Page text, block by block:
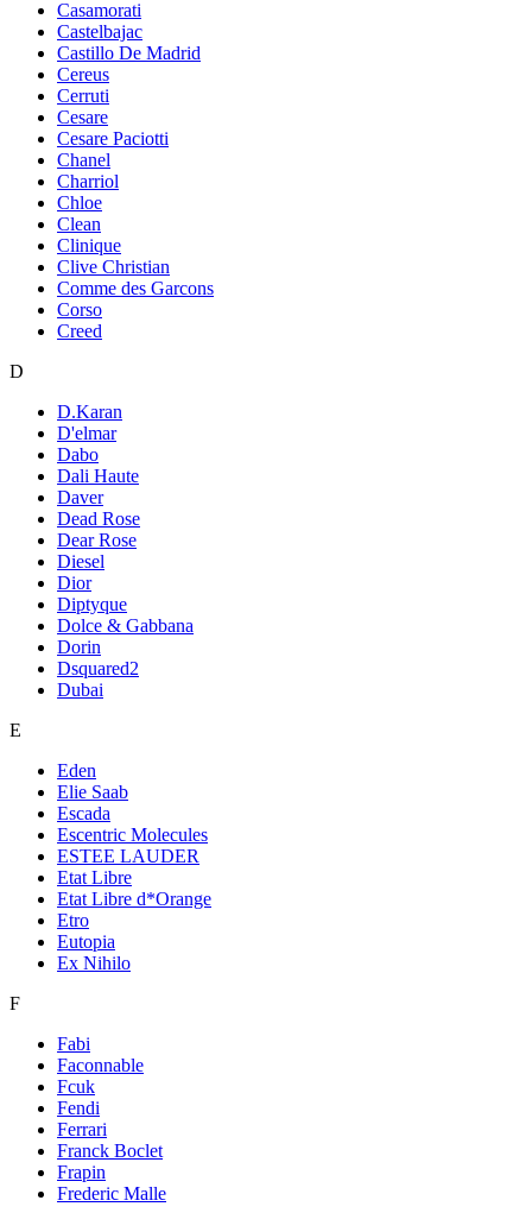
Casamorati
Castelbajac
Castillo De Madrid
Cereus
Cerruti
Cesare
Cesare Paciotti
Chanel
Charriol
Chloe
Clean
Clinique
Clive Christian
Comme des Garcons
Corso
Creed
D
D.Karan
D'elmar
Dabo
Dali Haute
Daver
Dead Rose
Dear Rose
Diesel
Dior
Diptyque
Dolce & Gabbana
Dorin
Dsquared2
Dubai
E
Eden
Elie Saab
Escada
Escentric Molecules
ESTEE LAUDER
Etat Libre
Etat Libre d*Orange
Etro
Eutopia
Ex Nihilo
F
Fabi
Faconnable
Fcuk
Fendi
Ferrari
Franck Boclet
Frapin
Frederic Malle